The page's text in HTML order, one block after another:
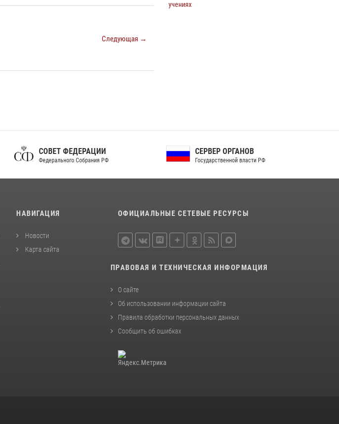
Следующая →
учениях
голосования
13 июля 2026, 14:29
два детских лагеря
Сотрудники Росгвардии пресекли дебош в
30 июля 2026, 14:27
подозрению в краже
СОВЕТ ФЕДЕРАЦИИ
Федерального Собрания РФ
СЕРВЕР ОРГАНОВ
Государственной власти РФ
НАВИГАЦИЯ
Новости
Карта сайта
ОФИЦИАЛЬНЫЕ СЕТЕВЫЕ РЕСУРСЫ
ПРАВОВАЯ И ТЕХНИЧЕСКАЯ ИНФОРМАЦИЯ
О сайте
Об использовании информации сайта
Правила обработки персональных данных
Сообщить об ошибках